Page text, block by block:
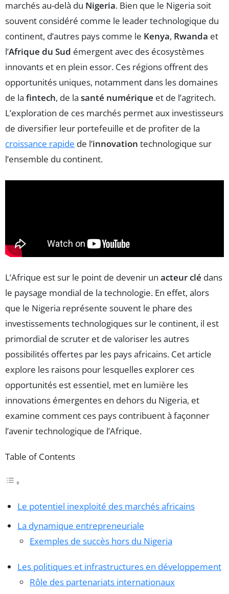
marchés au-delà du Nigeria. Bien que le Nigeria soit
souvent considéré comme le leader technologique du
continent, d’autres pays comme le Kenya, Rwanda et
l’Afrique du Sud émergent avec des écosystèmes
innovants et en plein essor. Ces régions offrent des
opportunités uniques, notamment dans les domaines
de la fintech, de la santé numérique et de l’agritech.
L’exploration de ces marchés permet aux investisseurs
de diversifier leur portefeuille et de profiter de la
croissance rapide de l’innovation technologique sur
l’ensemble du continent.
L’Afrique est sur le point de devenir un acteur clé dans
le paysage mondial de la technologie. En effet, alors
que le Nigeria représente souvent le phare des
investissements technologiques sur le continent, il est
primordial de scruter et de valoriser les autres
possibilités offertes par les pays africains. Cet article
explore les raisons pour lesquelles explorer ces
opportunités est essentiel, met en lumière les
innovations émergentes en dehors du Nigeria, et
examine comment ces pays contribuent à façonner
l’avenir technologique de l’Afrique.
Table of Contents
Le potentiel inexploité des marchés africains
La dynamique entrepreneuriale
Exemples de succès hors du Nigeria
Les politiques et infrastructures en développement
Rôle des partenariats internationaux